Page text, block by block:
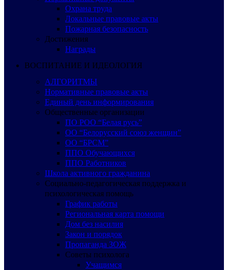
Охрана труда
Локальные правовые акты
Пожарная безопасность
Достижения
Награды
ВОСПИТАНИЕ И ИДЕОЛОГИЯ
АЛГОРИТМЫ
Нормативные правовые акты
Единый день информирования
Общественные организации
ПО РОО “Белая русь”
ОО “Белорусский союз женщин”
ОО “БРСМ”
ППО Обучающихся
ППО Работников
Школа активного гражданина
Социально-педагогическая поддержка и
психологическая помощь
График работы
Региональная карта помощи
Дом без насилия
Закон и порядок
Пропаганда ЗОЖ
Советы психолога
Учащимся